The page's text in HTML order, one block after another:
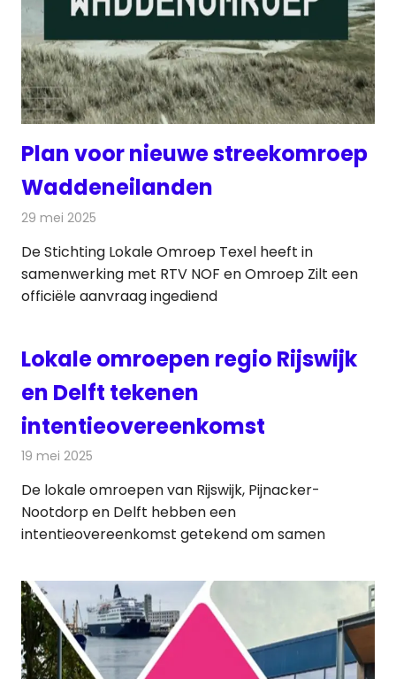
Plan voor nieuwe streekomroep
Waddeneilanden
29 mei 2025
De Stichting Lokale Omroep Texel heeft in
samenwerking met RTV NOF en Omroep Zilt een
officiële aanvraag ingediend
Lokale omroepen regio Rijswijk
en Delft tekenen
intentieovereenkomst
19 mei 2025
De lokale omroepen van Rijswijk, Pijnacker-
Nootdorp en Delft hebben een
intentieovereenkomst getekend om samen